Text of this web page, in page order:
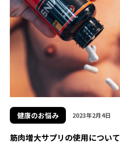
健康のお悩み 2023年2月4日
筋肉増大サプリの使用について